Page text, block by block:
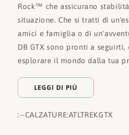
Rock™ che assicurano
situazione. Che si tratti di
amici e famiglia o di
DB GTX sono pronti a
esplorare il mondo dalla tua
LEGGI DI PIÙ
:--CALZATURE:ATLTREKGTX